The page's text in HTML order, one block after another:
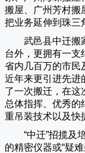
搬屋、广州芳村搬
把业务延伸到珠三
武邑县中迁搬
台外，更拥有一支
省内几百万的市民
近年来更引进先进
了一次搬迁，在这
总体指挥、优秀的
重吊装技术以及快
“中迁”招揽及
的精密仪器或“疑